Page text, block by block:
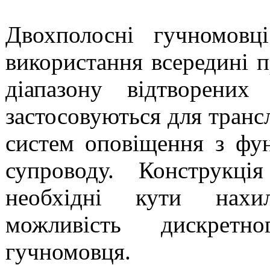
Двохполосні
використання
діапазону
застосовуються для
систем оповіщення з
супроводу.
необхідні кути
можливість
гучномовця.